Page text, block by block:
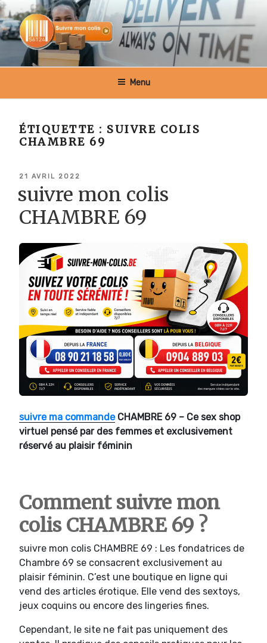
Aller
au
contenu
principal
SUIVRE MON COLIS BELGIQUE
Menu
ÉTIQUETTE : SUIVRE COLIS
CHAMBRE 69
PUBLIÉ
21 AVRIL 2022
suivre mon colis
CHAMBRE 69
suivre ma commandeCHAMBRE 69 – Ce sex shop
virtuel pensé par des femmes et exclusivement
réservé au plaisir féminin
Comment suivre mon
colis CHAMBRE 69 ?
suivre mon colis CHAMBRE 69 : Les fondatrices de
Chambre 69 se consacrent exclusivement au
plaisir féminin. C’est une boutique en ligne qui
vend des articles érotique. Elle vend des sextoys,
jeux coquins ou encore des lingeries fines.
Cependant, le site ne fait pas uniquement des